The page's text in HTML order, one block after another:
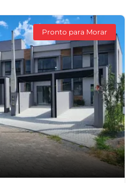
Pronto para Morar